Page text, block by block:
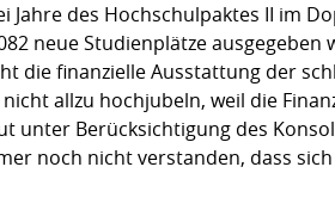
des Hochschulpaktes II im
neue Studienplätze ausgegeben
die finanzielle Ausstattung der
allzu hochjubeln, weil die
unter Berücksichtigung des
noch nicht verstanden, dass